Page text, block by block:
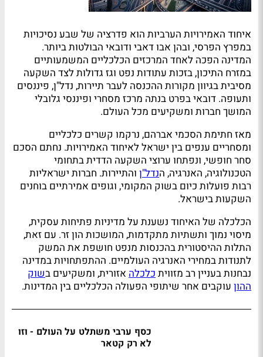
איחוד האמירויות הערביות הוא פדרציה של שבע נסיכויות
במפרץ הפרסי, ובהן אבו דאבי ודובאי הבולטות ביותר.
המדינה הפכה לאחד המרכזים הכלכליים המשמעותיים
במזרח התיכון, בזכות עתודות נפט וגז גדולות לצד השקעה
מסיבית בגיוון מקורות ההכנסה לעבר תיירות, נדל"ן, פיננסים
ותעופה. דובאי בפרט בנתה מרכז מסחרי ופיננסי גלובלי
המושך חברות ומשקיעים מכל העולם.
מאז חתימת הסכמי אברהם, נרקמו קשרים כלכליים
ומסחריים ענפים בין ישראל לאיחוד האמירויות. נחתם הסכם
סחר חופשי, ונפתחו ערוצי השקעה הדדית בתחומי
הטכנולוגיה, האנרגיה, הנדל"ן והתיירות. חברות ישראליות
רבות פועלות כיום בשוק המקומי, וגופים אמירתיים בוחנים
השקעות בישראל.
הכלכלה של האיחוד נשענת על מדיניות פתיחות עסקית,
מיסוי נמוך ותשתיות מתקדמות, המושכות הון זר. עם זאת,
התלות ההיסטורית בהכנסות מנפט חושפת את המשק
לתנודות במחירי האנרגיה העולמיים. ההתפתחויות במדינה
נבחנות בעניין רב מזוויתכלכלה אזורית, ומשקיעים בשוק
ההון עוקבים אחר שיתופי הפעולה הכלכליים בין המדינות.
כסף ערבי משתלט על העולם - וזו
לא רק קטאר